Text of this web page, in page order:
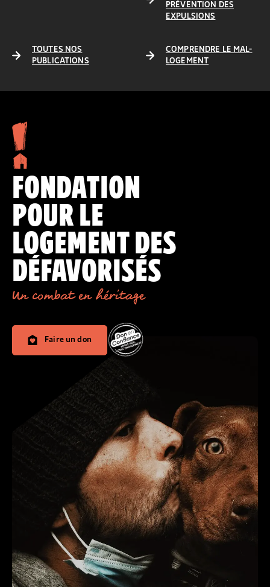
PRÉVENTION DES
EXPULSIONS
TOUTES NOS
PUBLICATIONS
COMPRENDRE LE MAL-
LOGEMENT
FONDATION
POUR LE
LOGEMENT DES
DÉFAVORISÉS
Un combat en héritage
Faire un don